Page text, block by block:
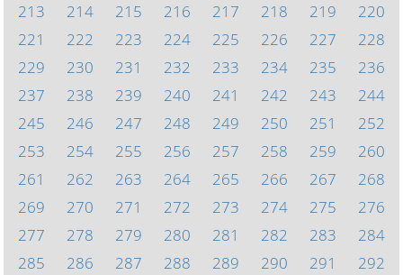
213
214 215 216 217 218 219
220
221
222 223 224 225 226 227
228
229
230 231 232 233 234 235
236
237
238 239 240 241 242 243
244
245
246 247 248 249 250 251
252
253
254 255 256 257 258 259
260
261
262 263 264 265 266 267
268
269
270 271 272 273 274 275
276
277
278 279 280 281 282 283
284
285
286 287 288 289 290 291
292